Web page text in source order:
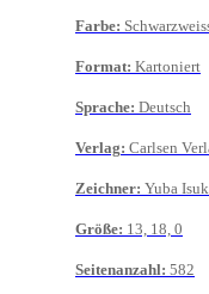
Farbe:
Format: Kartoniert
Sprache: Deutsch
Verlag: Carlsen
Zeichner: Yuba
Größe: 13, 18, 0
Seitenanzahl: 582